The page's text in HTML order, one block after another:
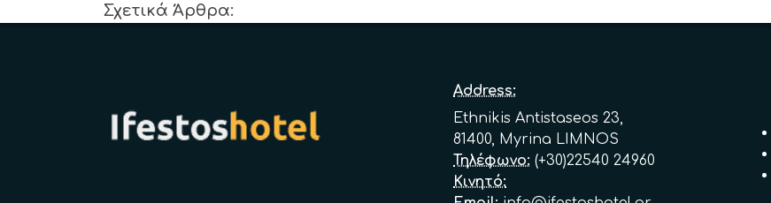
Σχετικά Άρθρα:
Address:
Ethnikis Antistaseos 23,
81400, Myrina LIMNOS
Τηλέφωνο: (+30)22540 24960
Κινητό: